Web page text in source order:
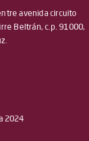
avenida circuito
Beltrán, c.p. 91000,
2024